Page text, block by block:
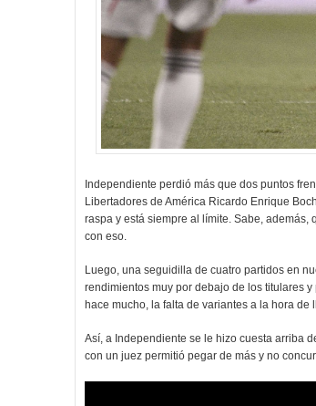
Independiente perdió más que dos puntos
Libertadores de América Ricardo Enrique
raspa y está siempre al límite. Sabe,
con eso.
Luego, una seguidilla de cuatro partidos en
rendimientos muy por debajo de los titulares
hace mucho, la falta de variantes a la hora
Así, a Independiente se le hizo cuesta arriba
con un juez permitió pegar de más y no